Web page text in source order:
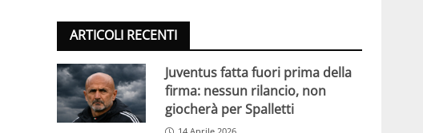
ARTICOLI RECENTI
Juventus fatta fuori prima della
firma: nessun rilancio, non
giocherà per Spalletti